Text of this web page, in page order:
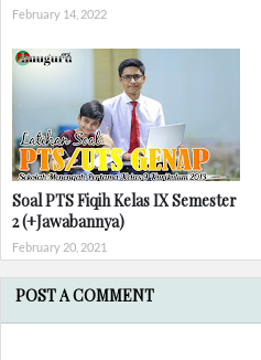
February 14, 2022
Soal PTS Fiqih Kelas IX Semester
2 (+Jawabannya)
February 20, 2021
POST A COMMENT